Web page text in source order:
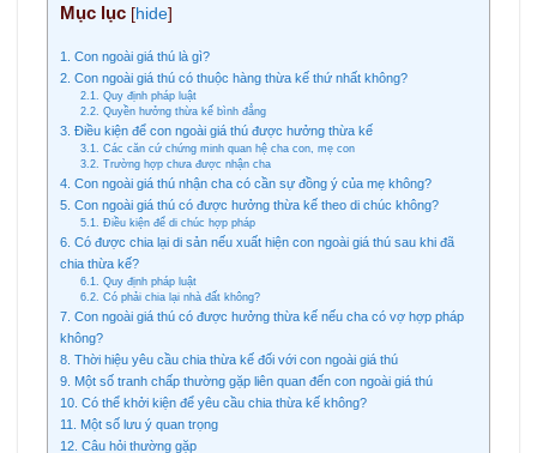
Mục lục [hide]
1. Con ngoài giá thú là gì?
2. Con ngoài giá thú có thuộc hàng thừa kế thứ nhất không?
2.1. Quy định pháp luật
2.2. Quyền hưởng thừa kế bình đẳng
3. Điều kiện để con ngoài giá thú được hưởng thừa kế
3.1. Các căn cứ chứng minh quan hệ cha con, mẹ con
3.2. Trường hợp chưa được nhận cha
4. Con ngoài giá thú nhận cha có cần sự đồng ý của mẹ không?
5. Con ngoài giá thú có được hưởng thừa kế theo di chúc không?
5.1. Điều kiện để di chúc hợp pháp
6. Có được chia lại di sản nếu xuất hiện con ngoài giá thú sau khi đã
chia thừa kế?
6.1. Quy định pháp luật
6.2. Có phải chia lại nhà đất không?
7. Con ngoài giá thú có được hưởng thừa kế nếu cha có vợ hợp pháp
không?
8. Thời hiệu yêu cầu chia thừa kế đối với con ngoài giá thú
9. Một số tranh chấp thường gặp liên quan đến con ngoài giá thú
10. Có thể khởi kiện để yêu cầu chia thừa kế không?
11. Một số lưu ý quan trọng
12. Câu hỏi thường gặp